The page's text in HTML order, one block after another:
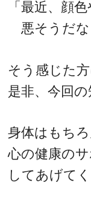
「最近、顔
悪そうだな
そう感じた
是非、今回
身体はもち
心の健康の
してあげてく